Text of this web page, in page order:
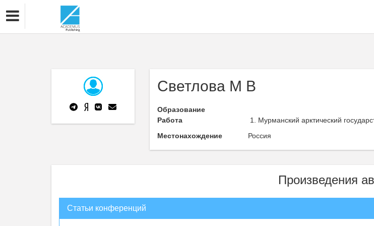
Светлова М В
Образование
Работа
Мурманский арктический
Местонахождение
Россия
Произведения
Статьи конференций